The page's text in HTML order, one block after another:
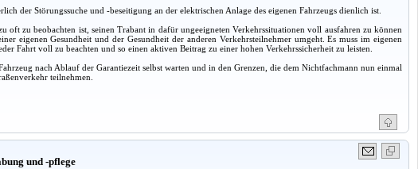
der Störungssuche und -beseitigung an der elektrischen Anlage des eigenen Fahrzeugs dienlich ist.
zu beobachten ist, seinen Trabant in dafür ungeeigneten Verkehrssituationen voll ausfahren zu können
eigenen Gesundheit und der Gesundheit der anderen Verkehrsteilnehmer umgeht. Es muss im eigenen
Fahrt voll zu beachten und so einen aktiven Beitrag zu einer hohen Verkehrssicherheit zu leisten.
nach Ablauf der Garantiezeit selbst warten und in den Grenzen, die dem Nichtfachmann nun einmal
teilnehmen.
und -pflege